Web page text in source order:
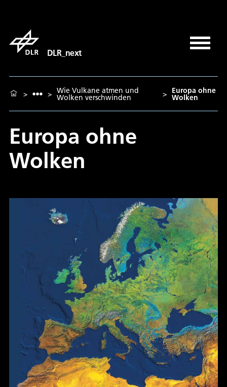
DLR_next
> > Wie Vulkane atmen und
Wolken verschwinden > Europa ohne
Wolken
Europa ohne
Wolken